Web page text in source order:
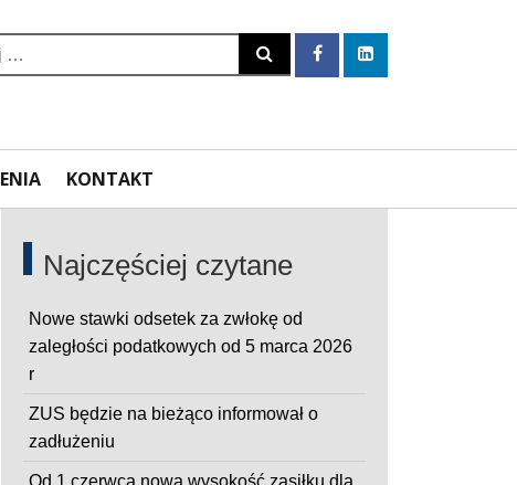
Szukaj
KONTAKT
Najczęściej czytane
Nowe stawki odsetek za zwłokę od
zaległości podatkowych od 5 marca 2026
r
ZUS będzie na bieżąco informował o
zadłużeniu
Od 1 czerwca nowa wysokość zasiłku dla